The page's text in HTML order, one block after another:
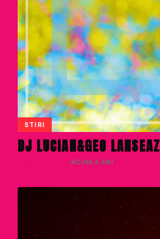
STIRI
DJ LUCIAN&GEO
· ACUM 4 ANI